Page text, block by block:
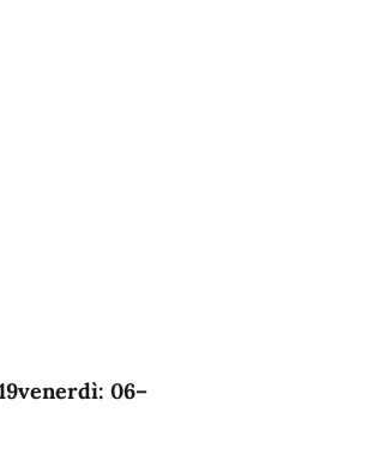
venerdì: 06–